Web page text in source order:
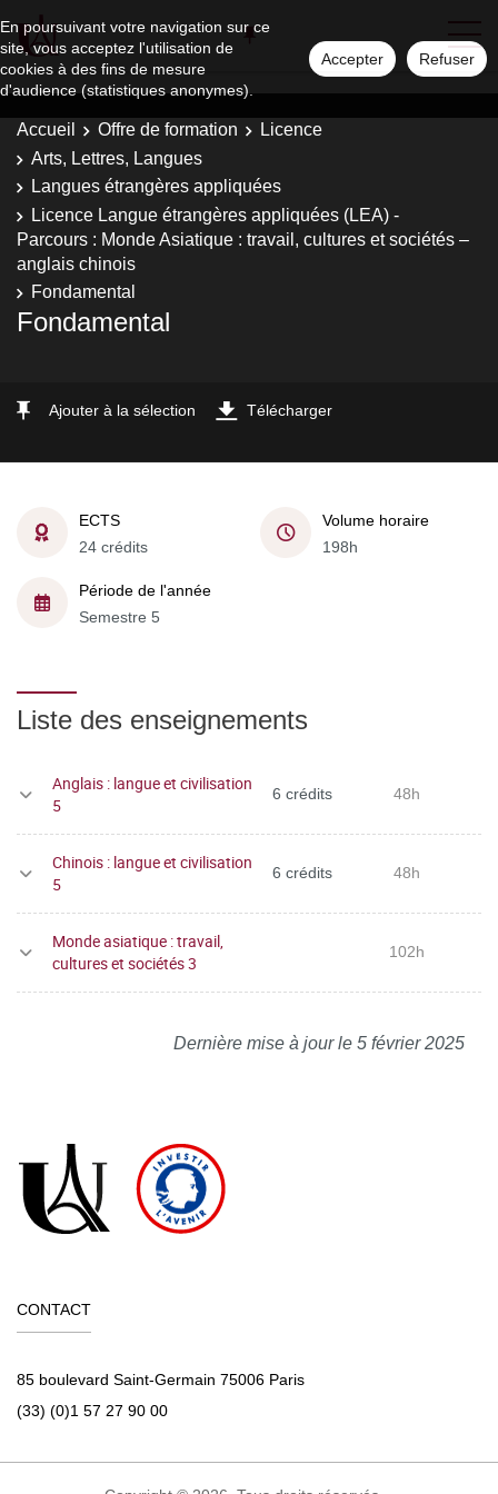
En poursuivant votre navigation sur ce
site, vous acceptez l'utilisation de
cookies à des fins de mesure
d'audience (statistiques anonymes).
Accepter Refuser
Accueil Offre de formation
Licence
Arts, Lettres, Langues
Langues étrangères appliquées
Licence Langue étrangères appliquées (LEA) -
Parcours : Monde Asiatique : travail, cultures et sociétés –
anglais chinois
Fondamental
Fondamental
Ajouter à la sélection Télécharger
ECTS
24 crédits
Volume horaire
198h
Période de l'année
Semestre 5
Liste des enseignements
Anglais : langue et civilisation
5
6 crédits 48h
Chinois : langue et civilisation
5
6 crédits 48h
Monde asiatique : travail,
cultures et sociétés 3
102h
Dernière mise à jour le 5 février 2025
CONTACT
85 boulevard Saint-Germain 75006 Paris
(33) (0)1 57 27 90 00